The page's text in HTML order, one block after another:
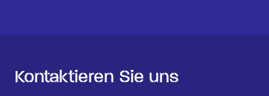
Kontaktieren Sie uns